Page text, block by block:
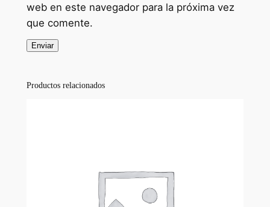
web en este navegador para la próxima vez
que comente.
Productos relacionados